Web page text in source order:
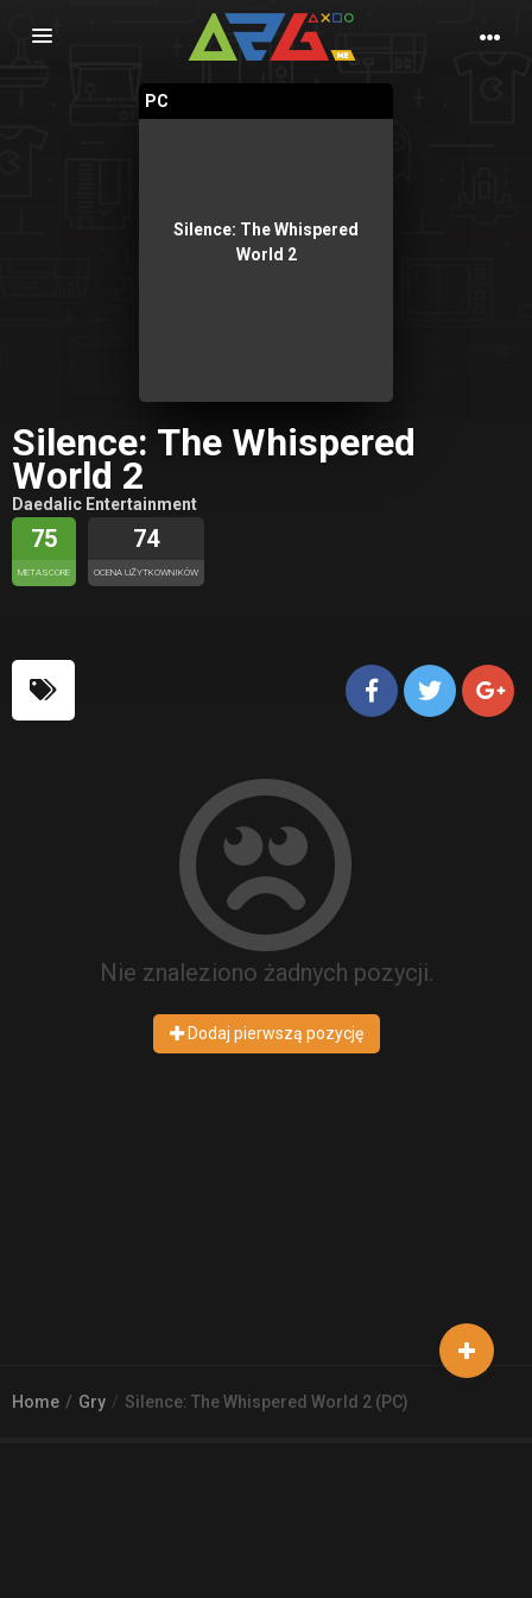
Nawigacja
Silence: The Whispered
World 2
PC
Silence: The Whispered
World 2
Daedalic Entertainment
75
METASCORE
74
OCENA UŻYTKOWNIKÓW
Nie znaleziono żadnych pozycji.
Dodaj pierwszą pozycję
Home Gry Silence: The Whispered World 2 (PC)